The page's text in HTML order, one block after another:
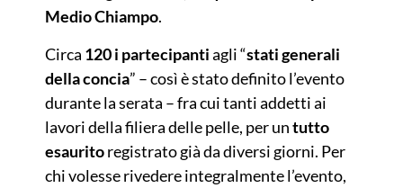
Medio Chiampo.
Circa 120 i partecipantiagli “stati generali
della concia” – così è stato definito l’evento
durante la serata – fra cui tanti addetti ai
lavori della filiera delle pelle, per untutto
esauritoregistrato già da diversi giorni. Per
chi volesse rivedere integralmente l’evento,